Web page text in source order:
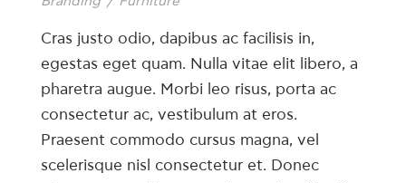
Cras justo odio, dapibus ac facilisis in,
egestas eget quam. Nulla vitae elit libero, a
pharetra augue. Morbi leo risus, porta ac
consectetur ac, vestibulum at eros.
Praesent commodo cursus magna, vel
scelerisque nisl consectetur et. Donec